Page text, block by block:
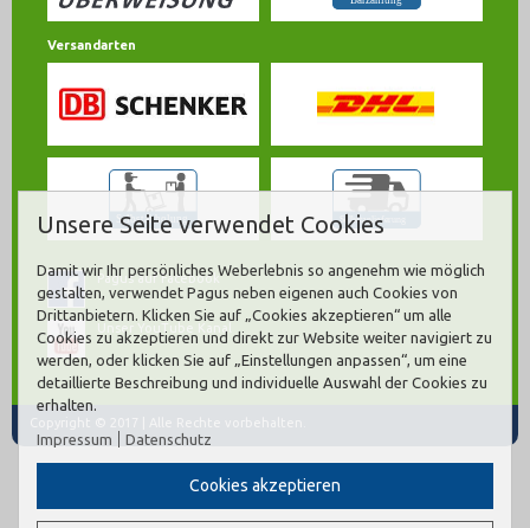
Versandarten
Pagus auf Facebook
Unser YouTube Kanal
Unsere Seite verwendet Cookies
Damit wir Ihr persönliches Weberlebnis so angenehm wie möglich
gestalten, verwendet Pagus neben eigenen auch Cookies von
Drittanbietern. Klicken Sie auf „Cookies akzeptieren“ um alle
Cookies zu akzeptieren und direkt zur Website weiter navigiert zu
werden, oder klicken Sie auf „Einstellungen anpassen“, um eine
detaillierte Beschreibung und individuelle Auswahl der Cookies zu
erhalten.
Impressum Datenschutz
Cookies akzeptieren